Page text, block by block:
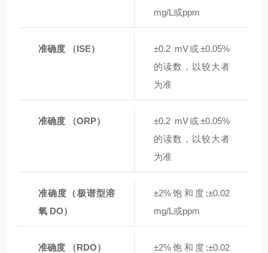
mg/L或ppm
准确度 （ISE）
±0.2 mV或±0.05%
的读数，以较大者
为准
准确度 （ORP）
±0.2 mV或±0.05%
的读数，以较大者
为准
准确度（极谱型溶
氧 DO）
±2%饱和度;±0.02
mg/L或ppm
准确度 （RDO）
±2%饱和度;±0.02